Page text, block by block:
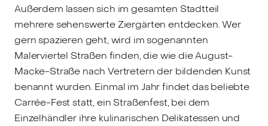
Außerdem lassen sich im gesamten Stadtteil
mehrere sehenswerte Ziergärten entdecken. Wer
gern spazieren geht, wird im sogenannten
Malerviertel Straßen finden, die wie die August-
Macke-Straße nach Vertretern der bildenden Kunst
benannt wurden. Einmal im Jahr findet das beliebte
Carrée-Fest statt, ein Straßenfest, bei dem
Einzelhändler ihre kulinarischen Delikatessen und